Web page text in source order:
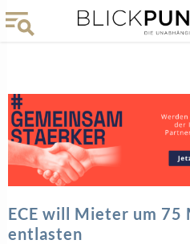
ECE will Mieter um 75
entlasten